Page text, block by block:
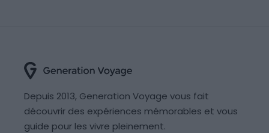
Depuis 2013, Generation Voyage vous fait
découvrir des expériences mémorables et vous
guide pour les vivre pleinement.